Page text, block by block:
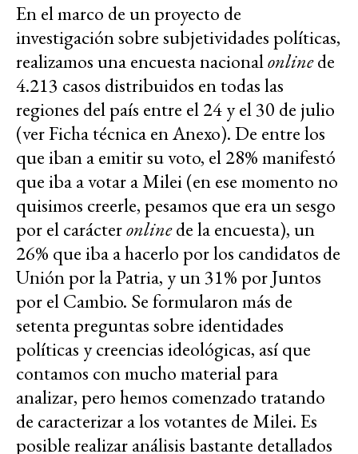
En el marco de un proyecto de
investigación sobre subjetividades políticas,
realizamos una encuesta nacionalonlinede
4.213 casos distribuidos en todas las
regiones del país entre el 24 y el 30 de julio
(ver Ficha técnica en Anexo). De entre los
que iban a emitir su voto, el 28% manifestó
que iba a votar a Milei (en ese momento no
quisimos creerle, pesamos que era un sesgo
por el carácteronlinede la encuesta), un
26% que iba a hacerlo por los candidatos de
Unión por la Patria, y un 31% por Juntos
por el Cambio. Se formularon más de
setenta preguntas sobre identidades
políticas y creencias ideológicas, así que
contamos con mucho material para
analizar, pero hemos comenzado tratando
de caracterizar a los votantes de Milei. Es
posible realizar análisis bastante detallados